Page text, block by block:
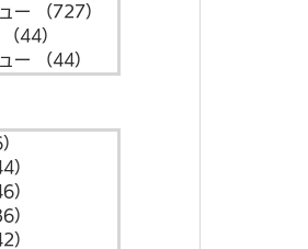
ー
（727）
（44）
ー
（44）
）
）
）
）